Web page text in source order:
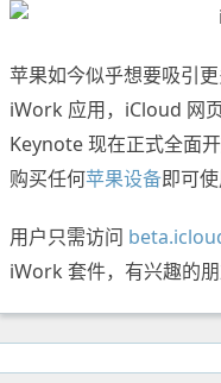
苹果如今似乎想要吸引
iWork 应用，iCloud 网
Keynote 现在正式全面
购买任何苹果设备即可使
用户只需访问
iWork 套件，有兴趣的朋